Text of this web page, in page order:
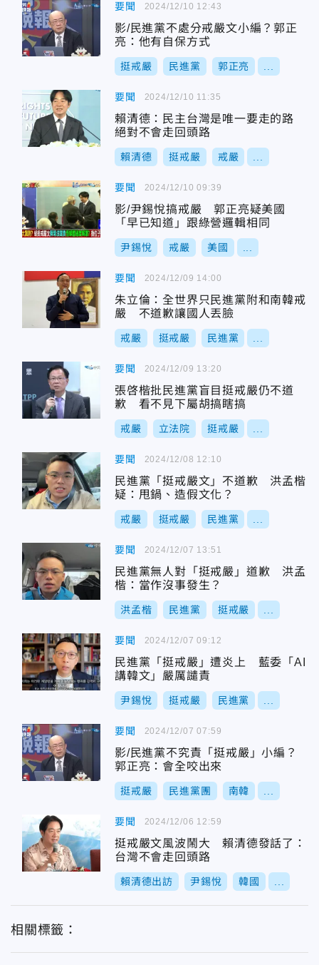
要聞
影/民進黨不處分戒嚴文小編？郭正
亮：他有自保方式
挺戒嚴 民進黨 郭正亮
2024/12/10 12:43
要聞
賴清德：民主台灣是唯一要走的路
絕對不會走回頭路
賴清德 挺戒嚴 戒嚴
2024/12/10 11:35
要聞
影/尹錫悅搞戒嚴 郭正亮疑美國
「早已知道」跟綠營邏輯相同
尹錫悅 戒嚴 美國
2024/12/10 09:39
要聞
朱立倫：全世界只民進黨附和南韓戒
嚴 不道歉讓國人丟臉
戒嚴 挺戒嚴 民進黨
2024/12/09 14:00
要聞
張啓楷批民進黨盲目挺戒嚴仍不道
歉 看不見下屬胡搞瞎搞
戒嚴 立法院 挺戒嚴
2024/12/09 13:20
要聞
民進黨「挺戒嚴文」不道歉 洪孟楷
疑：甩鍋、造假文化？
戒嚴 挺戒嚴 民進黨
2024/12/08 12:10
要聞
民進黨無人對「挺戒嚴」道歉 洪孟
楷：當作沒事發生？
洪孟楷 民進黨 挺戒嚴
2024/12/07 13:51
要聞
民進黨「挺戒嚴」遭炎上 藍委「AI
講韓文」嚴厲譴責
尹錫悅 挺戒嚴 民進黨
2024/12/07 09:12
要聞
影/民進黨不究責「挺戒嚴」小編？
郭正亮：會全咬出來
挺戒嚴 民進黨團 南韓
2024/12/07 07:59
要聞
挺戒嚴文風波鬧大 賴清德發話了：
台灣不會走回頭路
賴清德出訪 尹錫悅 韓國
2024/12/06 12:59
相關標籤：